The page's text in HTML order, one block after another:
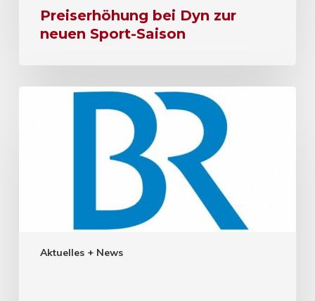
Preiserhöhung bei Dyn zur
neuen Sport-Saison
Aktuelles + News